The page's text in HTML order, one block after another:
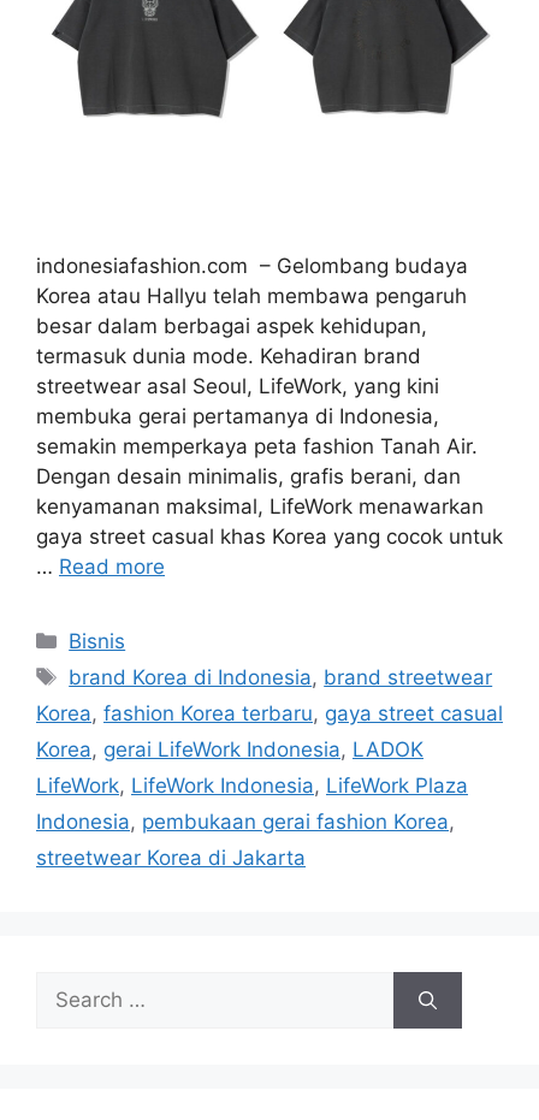
indonesiafashion.com – Gelombang budaya
Korea atau Hallyu telah membawa pengaruh
besar dalam berbagai aspek kehidupan,
termasuk dunia mode. Kehadiran brand
streetwear asal Seoul, LifeWork, yang kini
membuka gerai pertamanya di Indonesia,
semakin memperkaya peta fashion Tanah Air.
Dengan desain minimalis, grafis berani, dan
kenyamanan maksimal, LifeWork menawarkan
gaya street casual khas Korea yang cocok untuk
… Read more
Categories
Bisnis
Tags
brand Korea di Indonesia, brand streetwear
Korea, fashion Korea terbaru, gaya street casual
Korea, gerai LifeWork Indonesia, LADOK
LifeWork, LifeWork Indonesia, LifeWork Plaza
Indonesia, pembukaan gerai fashion Korea,
streetwear Korea di Jakarta
Search
for: